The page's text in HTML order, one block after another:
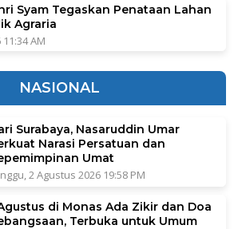
Syam Tegaskan Penataan Lahan
Agraria
AM
NASIONAL
Surabaya, Nasaruddin Umar
Narasi Persatuan dan
Umat
2 Agustus 2026 19:58 PM
di Monas Ada Zikir dan Doa
Terbuka untuk Umum